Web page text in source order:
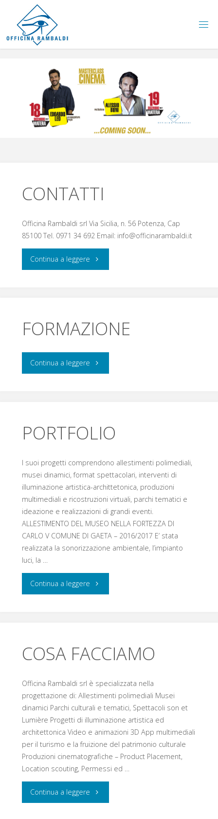
CONTATTI
Officina Rambaldi srl Via Sicilia, n. 56 Potenza, Cap
85100 Tel. 0971 34 692 Email: info@officinarambaldi.it
Continua a leggere
FORMAZIONE
Continua a leggere
PORTFOLIO
I suoi progetti comprendono allestimenti polimediali,
musei dinamici, format spettacolari, interventi di
illuminazione artistica-archittetonica, produzioni
multimediali e ricostruzioni virtuali, parchi tematici e
ideazione e realizzazioni di grandi eventi.
ALLESTIMENTO DEL MUSEO NELLA FORTEZZA DI
CARLO V COMUNE DI GAETA – 2016/2017 E’ stata
realizzata la sonorizzazione ambientale, l’impianto
luci, la …
Continua a leggere
COSA FACCIAMO
Officina Rambaldi srl è specializzata nella
progettazione di: Allestimenti polimediali Musei
dinamici Parchi culturali e tematici, Spettacoli son et
Lumière Progetti di illuminazione artistica ed
architettonica Video e animazioni 3D App multimediali
per il turismo e la fruizione del patrimonio culturale
Produzioni cinematografiche – Product Placement,
Location scouting, Permessi ed …
Continua a leggere